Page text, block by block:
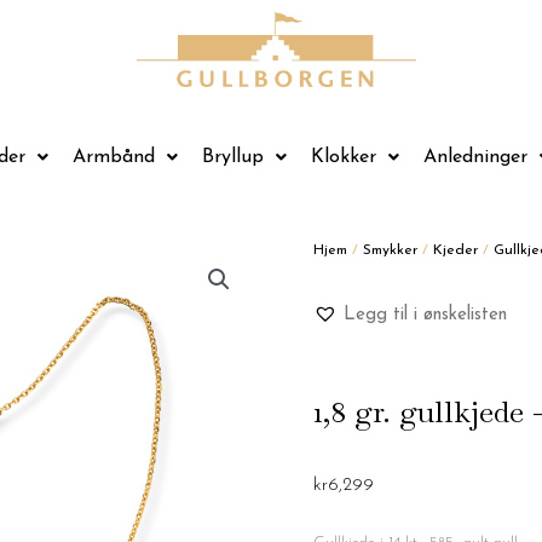
Armbånd Bryllup Klokker Anledninger
Hjem / Smykker / Kjeder /
Legg til i ønskelisten
1,8 gr. gullkjede
kr6,299